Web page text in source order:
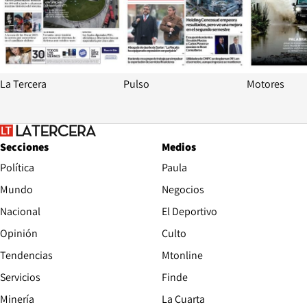
La Tercera Pulso Motores
Secciones
Política
Mundo
Nacional
Opinión
Tendencias
Servicios
Minería
Medios
Paula
Negocios
El Deportivo
Culto
Mtonline
Finde
La Cuarta